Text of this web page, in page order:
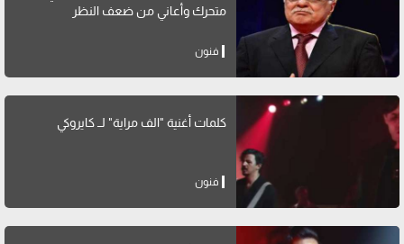
متحرك وأعاني من ضعف النظر
فنون
كلمات أغنية "الف مراية" لــ كايروكي
فنون